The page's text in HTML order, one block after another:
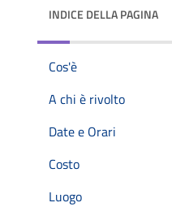
INDICE DELLA PAGINA
Cos'è
A chi è rivolto
Date e Orari
Costo
Luogo